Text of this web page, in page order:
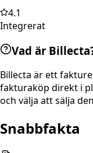
4.1
Integrerat
Vad är
Billecta är ett
fakturaköp direkt i
och välja att sälja
Snabbfakta